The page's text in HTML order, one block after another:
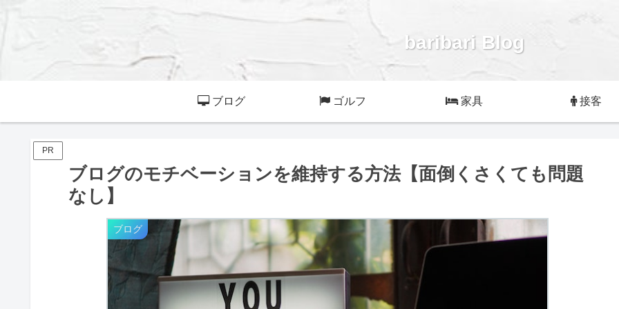
baribari Blog
ブログ ゴルフ 家具 接客
PR
ブログのモチベーションを維持する方法【面倒くさくても問題
なし】
ブログ